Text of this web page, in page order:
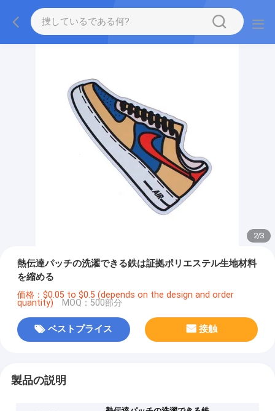
2/3
熱伝達パッチの洗濯できる鉄は証拠ポリエステル生地材料
を縮める
価格：$0.05 to $0.5 (depends on the design and order
quantity) MOQ：500部分
ベストプライス 接触
製品の説明